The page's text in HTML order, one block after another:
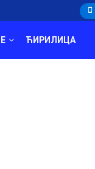
ЋИРИЛИЦА